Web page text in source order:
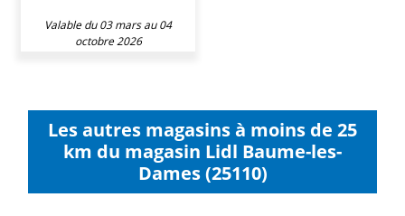
Valable du 03 mars au 04
octobre 2026
Les autres magasins à moins de 25
km du magasin Lidl Baume-les-
Dames (25110)